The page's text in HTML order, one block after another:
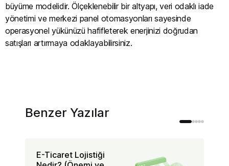
büyüme modelidir. Ölçeklenebilir bir altyapı, veri odaklı iade
yönetimi ve merkezi panel otomasyonları sayesinde
operasyonel yükünüzü hafifleterek enerjinizi doğrudan
satışları artırmaya odaklayabilirsiniz.
Benzer Yazılar
E-Ticaret Lojistiği